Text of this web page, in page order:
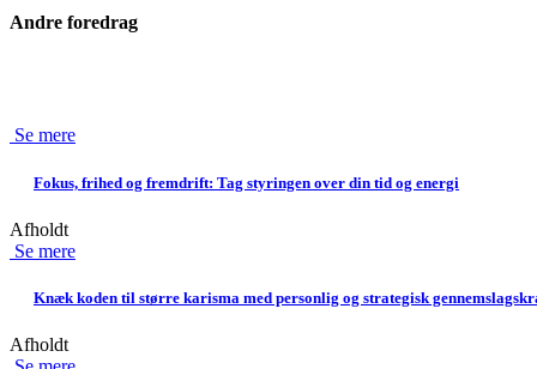
Andre foredrag
Se mere
Fokus, frihed og fremdrift: Tag styringen over din tid og energi
Afholdt
Se mere
Knæk koden til større karisma med personlig og strategisk
Afholdt